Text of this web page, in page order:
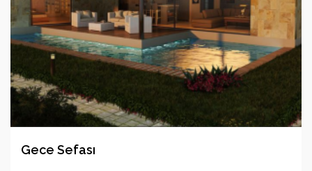
Gece Sefası